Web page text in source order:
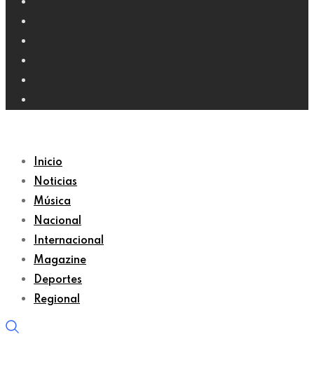
Inicio
Noticias
Música
Nacional
Internacional
Magazine
Deportes
Regional